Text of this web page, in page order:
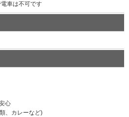
車は不可です
心
、カレーなど)